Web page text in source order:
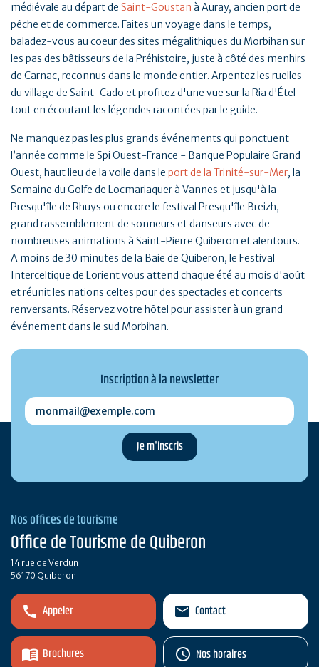
médiévale au départ de Saint-Goustan à Auray, ancien port de
pêche et de commerce. Faites un voyage dans le temps,
baladez-vous au coeur des sites mégalithiques du Morbihan sur
les pas des bâtisseurs de la Préhistoire, juste à côté des menhirs
de Carnac, reconnus dans le monde entier. Arpentez les ruelles
du village de Saint-Cado et profitez d'une vue sur la Ria d'Étel
tout en écoutant les légendes racontées par le guide.
Ne manquez pas les plus grands événements qui ponctuent
l’année comme le Spi Ouest-France - Banque Populaire Grand
Ouest, haut lieu de la voile dans le port de la Trinité-sur-Mer, la
Semaine du Golfe de Locmariaquer à Vannes et jusqu'à la
Presqu'île de Rhuys ou encore le festival Presqu'île Breizh,
grand rassemblement de sonneurs et danseurs avec de
nombreuses animations à Saint-Pierre Quiberon et alentours.
A moins de 30 minutes de la Baie de Quiberon, le Festival
Interceltique de Lorient vous attend chaque été au mois d'août
et réunit les nations celtes pour des spectacles et concerts
renversants. Réservez votre hôtel pour assister à un grand
événement dans le sud Morbihan.
Inscription à la newsletter
monmail@exemple.com
Nos offices de tourisme
Office de Tourisme de Quiberon
14 rue de Verdun
56170 Quiberon
Appeler
Brochures
Contact
Nos horaires